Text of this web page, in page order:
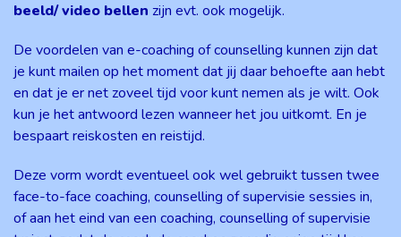
beeld/ video bellen zijn evt. ook mogelijk.
De voordelen van e-coaching of counselling kunnen zijn dat
je kunt mailen op het moment dat jij daar behoefte aan hebt
en dat je er net zoveel tijd voor kunt nemen als je wilt. Ook
kun je het antwoord lezen wanneer het jou uitkomt. En je
bespaart reiskosten en reistijd.
Deze vorm wordt eventueel ook wel gebruikt tussen twee
face-to-face coaching, counselling of supervisie sessies in,
of aan het eind van een coaching, counselling of supervisie